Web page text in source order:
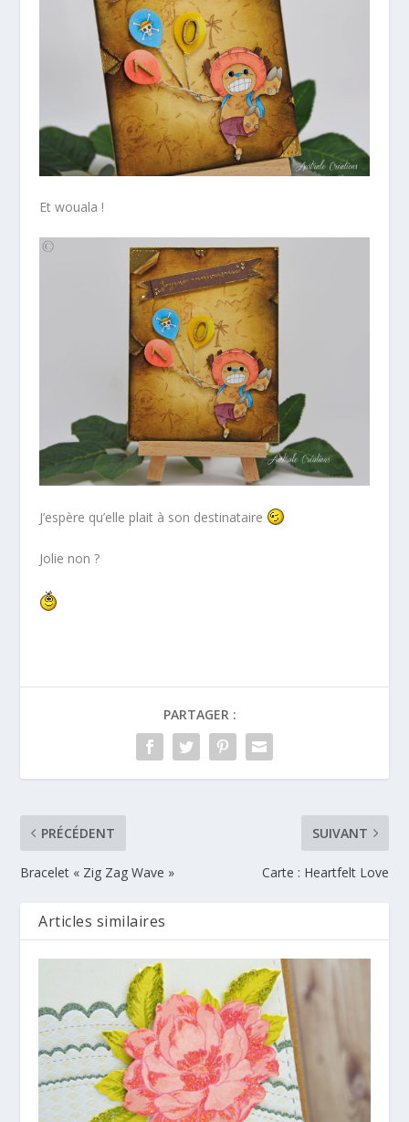
Et wouala !
J’espère qu’elle plait à son destinataire
Jolie non ?
PARTAGER :
PRÉCÉDENT
Bracelet « Zig Zag Wave »
SUIVANT
Carte : Heartfelt Love
Articles similaires